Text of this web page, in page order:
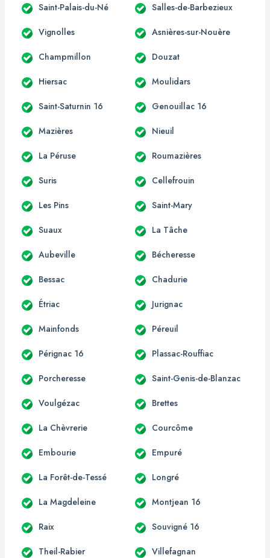
Saint-Palais-du-Né Salles-de-Barbezieux
Vignolles Asnières-sur-Nouère
Champmillon Douzat
Hiersac Moulidars
Saint-Saturnin 16 Genouillac 16
Mazières Nieuil
La Péruse Roumazières
Suris Cellefrouin
Les Pins Saint-Mary
Suaux La Tâche
Aubeville Bécheresse
Bessac Chadurie
Étriac Jurignac
Mainfonds Péreuil
Pérignac 16 Plassac-Rouffiac
Porcheresse Saint-Genis-de-Blanzac
Voulgézac Brettes
La Chèvrerie Courcôme
Embourie Empuré
La Forêt-de-Tessé Longré
La Magdeleine Montjean 16
Raix Souvigné 16
Theil-Rabier Villefagnan